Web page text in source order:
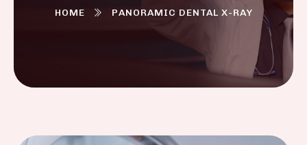
HOME PANORAMIC DENTAL X-RAY